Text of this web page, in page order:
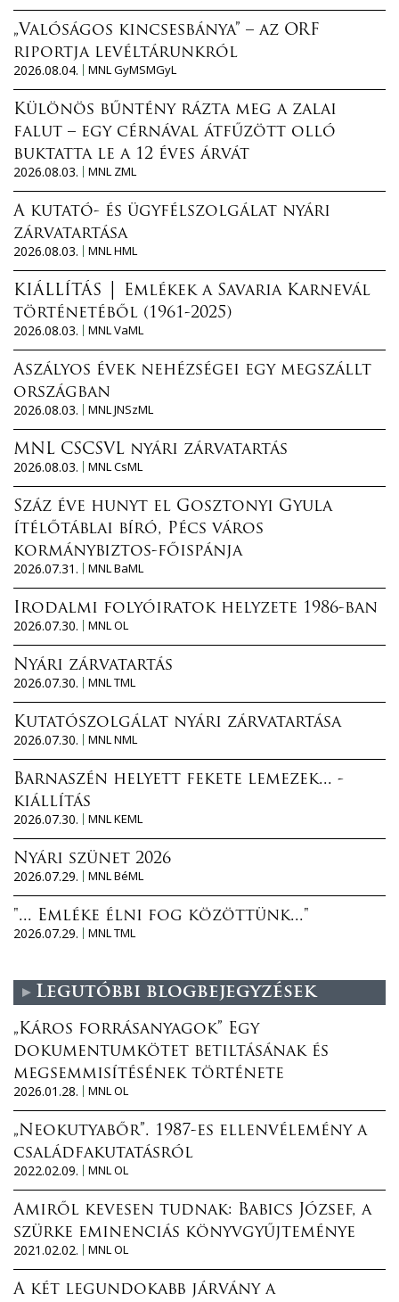
„Valóságos kincsesbánya” – az ORF
riportja levéltárunkról
2026.08.04.
MNL GyMSMGyL
Különös bűntény rázta meg a zalai
falut – egy cérnával átfűzött olló
buktatta le a 12 éves árvát
2026.08.03.
MNL ZML
A kutató- és ügyfélszolgálat nyári
zárvatartása
2026.08.03.
MNL HML
KIÁLLÍTÁS │ Emlékek a Savaria Karnevál
történetéből (1961-2025)
2026.08.03.
MNL VaML
Aszályos évek nehézségei egy megszállt
országban
2026.08.03.
MNL JNSzML
MNL CSCSVL nyári zárvatartás
2026.08.03.
MNL CsML
Száz éve hunyt el Gosztonyi Gyula
ítélőtáblai bíró, Pécs város
kormánybiztos-főispánja
2026.07.31.
MNL BaML
Irodalmi folyóiratok helyzete 1986-ban
2026.07.30.
MNL OL
Nyári zárvatartás
2026.07.30.
MNL TML
Kutatószolgálat nyári zárvatartása
2026.07.30.
MNL NML
Barnaszén helyett fekete lemezek... -
kiállítás
2026.07.30.
MNL KEML
Nyári szünet 2026
2026.07.29.
MNL BéML
"... Emléke élni fog közöttünk..."
2026.07.29.
MNL TML
Legutóbbi blogbejegyzések
„Káros forrásanyagok” Egy
dokumentumkötet betiltásának és
megsemmisítésének története
2026.01.28.
MNL OL
„Neokutyabőr”. 1987-es ellenvélemény a
családfakutatásról
2022.02.09.
MNL OL
Amiről kevesen tudnak: Babics József, a
szürke eminenciás könyvgyűjteménye
2021.02.02.
MNL OL
A két legundokabb járvány a